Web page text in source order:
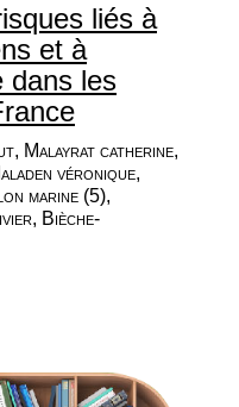
liés à
et à
dans les
Malayrat catherine,
véronique,
marine (5),
Bièche-